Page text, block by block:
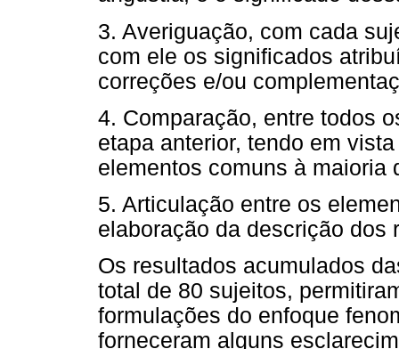
3. Averiguação, com cada
com ele os significados
correções e/ou
4. Comparação, entre todos
etapa anterior, tendo em
elementos comuns à maioria
5. Articulação entre os
elaboração da descrição dos
Os resultados acumulados
total de 80 sujeitos,
formulações do enfoque
forneceram alguns